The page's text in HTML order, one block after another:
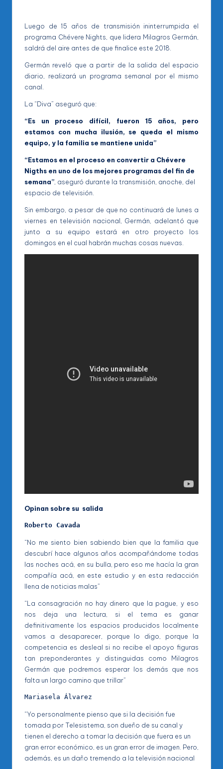
Luego de 15 años de transmisión ininterrumpida el
programa Chévere Nights, que lidera Milagros Germán,
saldrá del aire antes de que finalice este 2018.
Germán reveló que a partir de la salida del espacio
diario, realizará un programa semanal por el mismo
canal.
La “Diva” aseguró que:
“Es un proceso difícil, fueron 15 años, pero
estamos con mucha ilusión, se queda el mismo
equipo, y la familia se mantiene unida”
“Estamos en el proceso en convertir a Chévere
Nigths en uno de los mejores programas del fin de
semana” , aseguró durante la transmisión, anoche, del
espacio de televisión.
Sin embargo, a pesar de que no continuará de lunes a
viernes en televisión nacional, Germán, adelantó que
junto a su equipo estará en otro proyecto los
domingos en el cual habrán muchas cosas nuevas.
Opinan sobre su salida
Roberto Cavada
“No me siento bien sabiendo bien que la familia que
descubrí hace algunos años acompañándome todas
las noches acá, en su bulla, pero eso me hacía la gran
compañía acá, en este estudio y en esta redacción
llena de noticias malas”
“La consagración no hay dinero que la pague, y eso
nos deja una lectura, si el tema es ganar
definitivamente los espacios producidos localmente
vamos a desaparecer, porque lo digo, porque la
competencia es desleal si no recibe el apoyo figuras
tan preponderantes y distinguidas como Milagros
Germán que podremos esperar los demás que nos
falta un largo camino que trillar”
Mariasela Álvarez
“Yo personalmente pienso que si la decisión fue
tomada por Telesistema, son dueño de su canal y
tienen el derecho a tomar la decisión que fuera es un
gran error económico, es un gran error de imagen. Pero,
además, es un daño tremendo a la televisión nacional